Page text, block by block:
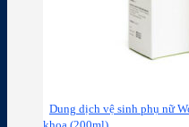
Dung dịch vệ sinh phụ nữ